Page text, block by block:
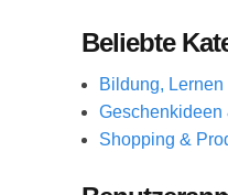
Beliebte
Bildung, Lernen
Geschenkideen
Shopping &